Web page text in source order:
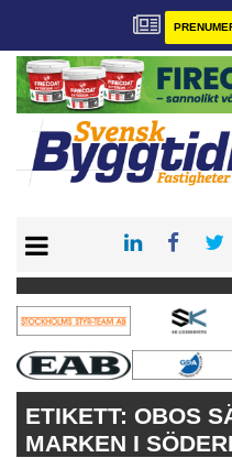
PRENUMERERA
VÅRA ANDRA MAGASIN
ANNONSERA
KONTAKT
ETIKETT: OBOS
MARKEN I